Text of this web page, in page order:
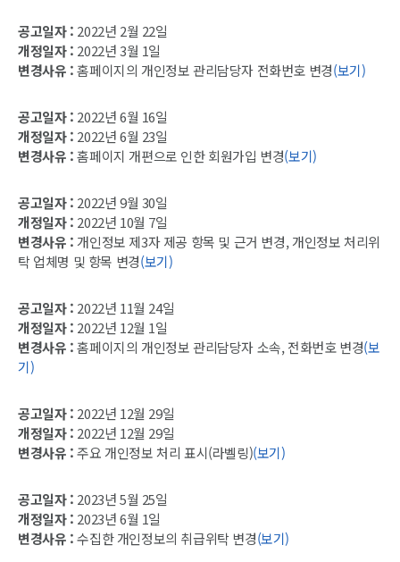
공고일자 : 2022년 2월 22일
개정일자 : 2022년 3월 1일
변경사유 :홈페이지의 개인정보 관리담당자 전화번호 변경(보기)
공고일자 : 2022년 6월 16일
개정일자 : 2022년 6월 23일
변경사유 :홈페이지 개편으로 인한 회원가입 변경(보기)
공고일자 : 2022년 9월 30일
개정일자 : 2022년 10월 7일
변경사유 : 개인정보 제3자 제공 항목 및 근거 변경, 개인정보 처리위
탁 업체명 및 항목 변경(보기)
공고일자 : 2022년 11월 24일
개정일자 : 2022년 12월 1일
변경사유 :홈페이지의 개인정보 관리담당자 소속, 전화번호 변경(보
기)
공고일자 : 2022년 12월 29일
개정일자 : 2022년 12월 29일
변경사유 :주요 개인정보 처리 표시(라벨링)(보기)
공고일자 : 2023년 5월 25일
개정일자 : 2023년 6월 1일
변경사유 :수집한 개인정보의 취급위탁 변경(보기)